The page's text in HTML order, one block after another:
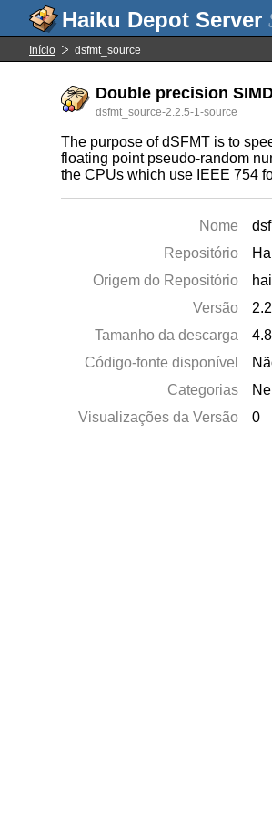
Início dsfmt_source
Double precision
dsfmt_source-2.2.5-1-source
The purpose of dSFMT is to
floating point pseudo-random
the CPUs which use IEEE 754
Nome
Repositório
Origem do Repositório
Versão
Tamanho da descarga
Código-fonte disponível
Categorias
Visualizações da Versão
0